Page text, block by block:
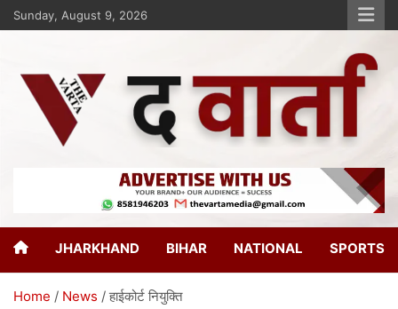
Sunday, August 9, 2026
The Varta
JHARKHAND BIHAR NATIONAL SPORTS
Home News हाईकोर्ट नियुक्ति